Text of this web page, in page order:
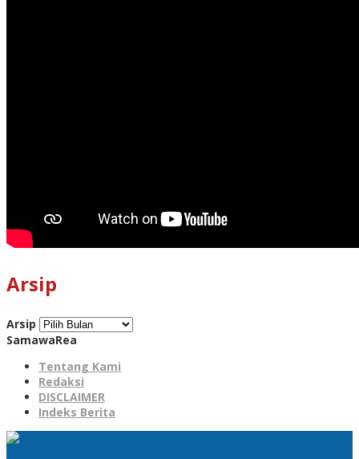
Arsip
Arsip
SamawaRea
Tentang Kami
Redaksi
DISCLAIMER
Indeks Berita